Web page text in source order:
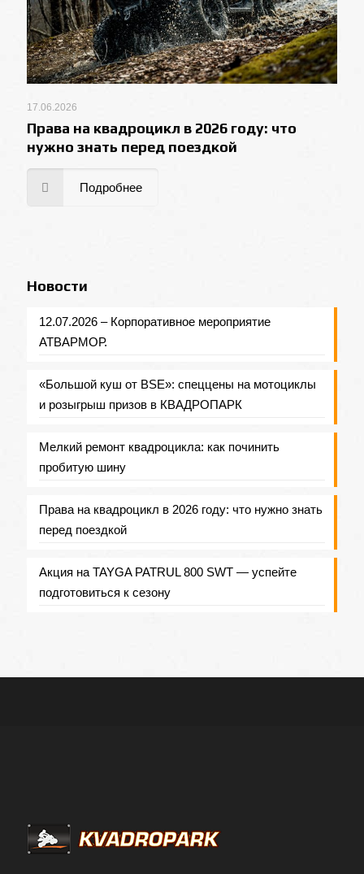
17.06.2026
Права на квадроцикл в 2026 году: что
нужно знать перед поездкой
Подробнее
Новости
12.07.2026 – Корпоративное мероприятие
АТВАРМОР.
«Большой куш от BSE»: спеццены на мотоциклы
и розыгрыш призов в КВАДРОПАРК
Мелкий ремонт квадроцикла: как починить
пробитую шину
Права на квадроцикл в 2026 году: что нужно знать
перед поездкой
Акция на TAYGA PATRUL 800 SWT — успейте
подготовиться к сезону